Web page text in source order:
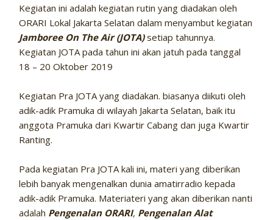
Kegiatan ini adalah kegiatan rutin yang diadakan oleh
ORARI Lokal Jakarta Selatan dalam menyambut kegiatan
Jamboree On The Air (JOTA)setiap tahunnya.
Kegiatan JOTA pada tahun ini akan jatuh pada tanggal
18 – 20 Oktober 2019
Kegiatan Pra JOTA yang diadakan. biasanya diikuti oleh
adik-adik Pramuka di wilayah Jakarta Selatan, baik itu
anggota Pramuka dari Kwartir Cabang dan juga Kwartir
Ranting.
Pada kegiatan Pra JOTA kali ini, materi yang diberikan
lebih banyak mengenalkan dunia amatirradio kepada
adik-adik Pramuka. Materiateri yang akan diberikan nanti
adalah Pengenalan ORARI, Pengenalan Alat